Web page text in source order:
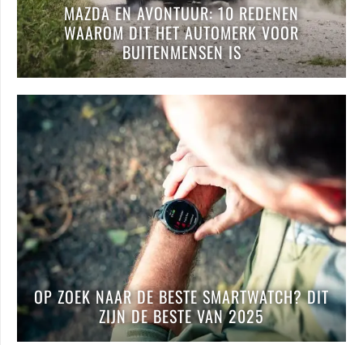
MAZDA EN AVONTUUR: 10 REDENEN
WAAROM DIT HET AUTOMERK VOOR
BUITENMENSEN IS
OP ZOEK NAAR DE BESTE SMARTWATCH? DIT
ZIJN DE BESTE VAN 2025